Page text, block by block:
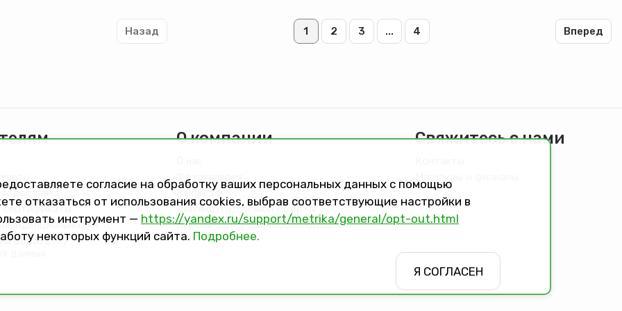
Назад 1 2 3 ... 4 Вперед
доставка
обработку
О компании
Фотогалерея
Вакансии
Договор публичной оферты
Версия сайта для слабовидящих
Свяжитесь с нами
согласие на обработку ваших персональных данных с помощью
отказаться от использования cookies, выбрав соответствующие настройки в
инструмент — https://yandex.ru/support/metrika/general/opt-out.html
некоторых функций сайта. Подробнее.
Я СОГЛАСЕН